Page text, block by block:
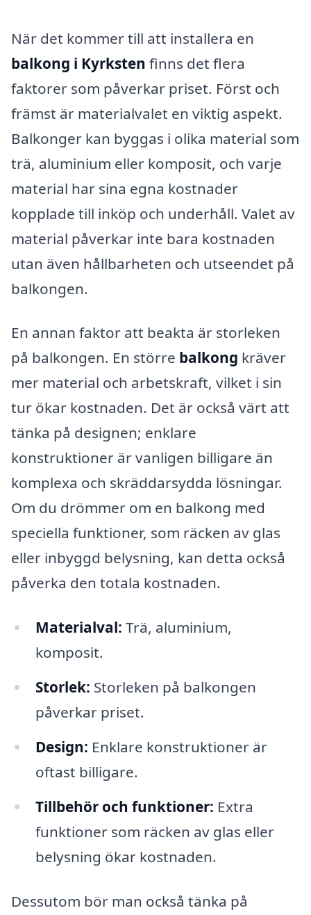
När det kommer till att installera en
balkong i Kyrksten finns det flera
faktorer som påverkar priset. Först och
främst är materialvalet en viktig aspekt.
Balkonger kan byggas i olika material som
trä, aluminium eller komposit, och varje
material har sina egna kostnader
kopplade till inköp och underhåll. Valet av
material påverkar inte bara kostnaden
utan även hållbarheten och utseendet på
balkongen.
En annan faktor att beakta är storleken
på balkongen. En större balkong kräver
mer material och arbetskraft, vilket i sin
tur ökar kostnaden. Det är också värt att
tänka på designen; enklare
konstruktioner är vanligen billigare än
komplexa och skräddarsydda lösningar.
Om du drömmer om en balkong med
speciella funktioner, som räcken av glas
eller inbyggd belysning, kan detta också
påverka den totala kostnaden.
Materialval: Trä, aluminium,
komposit.
Storlek: Storleken på balkongen
påverkar priset.
Design: Enklare konstruktioner är
oftast billigare.
Tillbehör och funktioner: Extra
funktioner som räcken av glas eller
belysning ökar kostnaden.
Dessutom bör man också tänka på